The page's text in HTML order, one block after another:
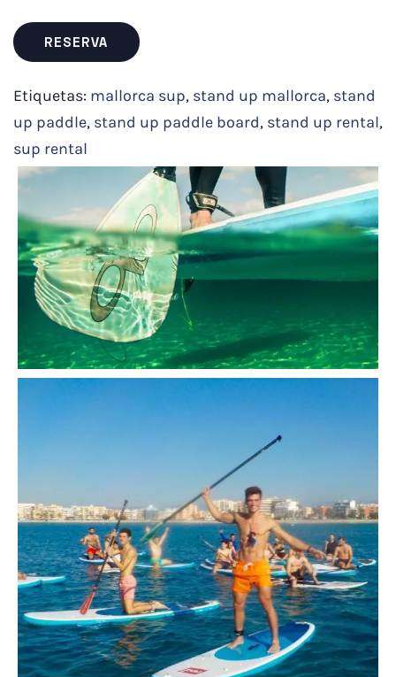
RESERVA
Etiquetas: mallorca sup, stand up mallorca, stand
up paddle, stand up paddle board, stand up rental,
sup rental